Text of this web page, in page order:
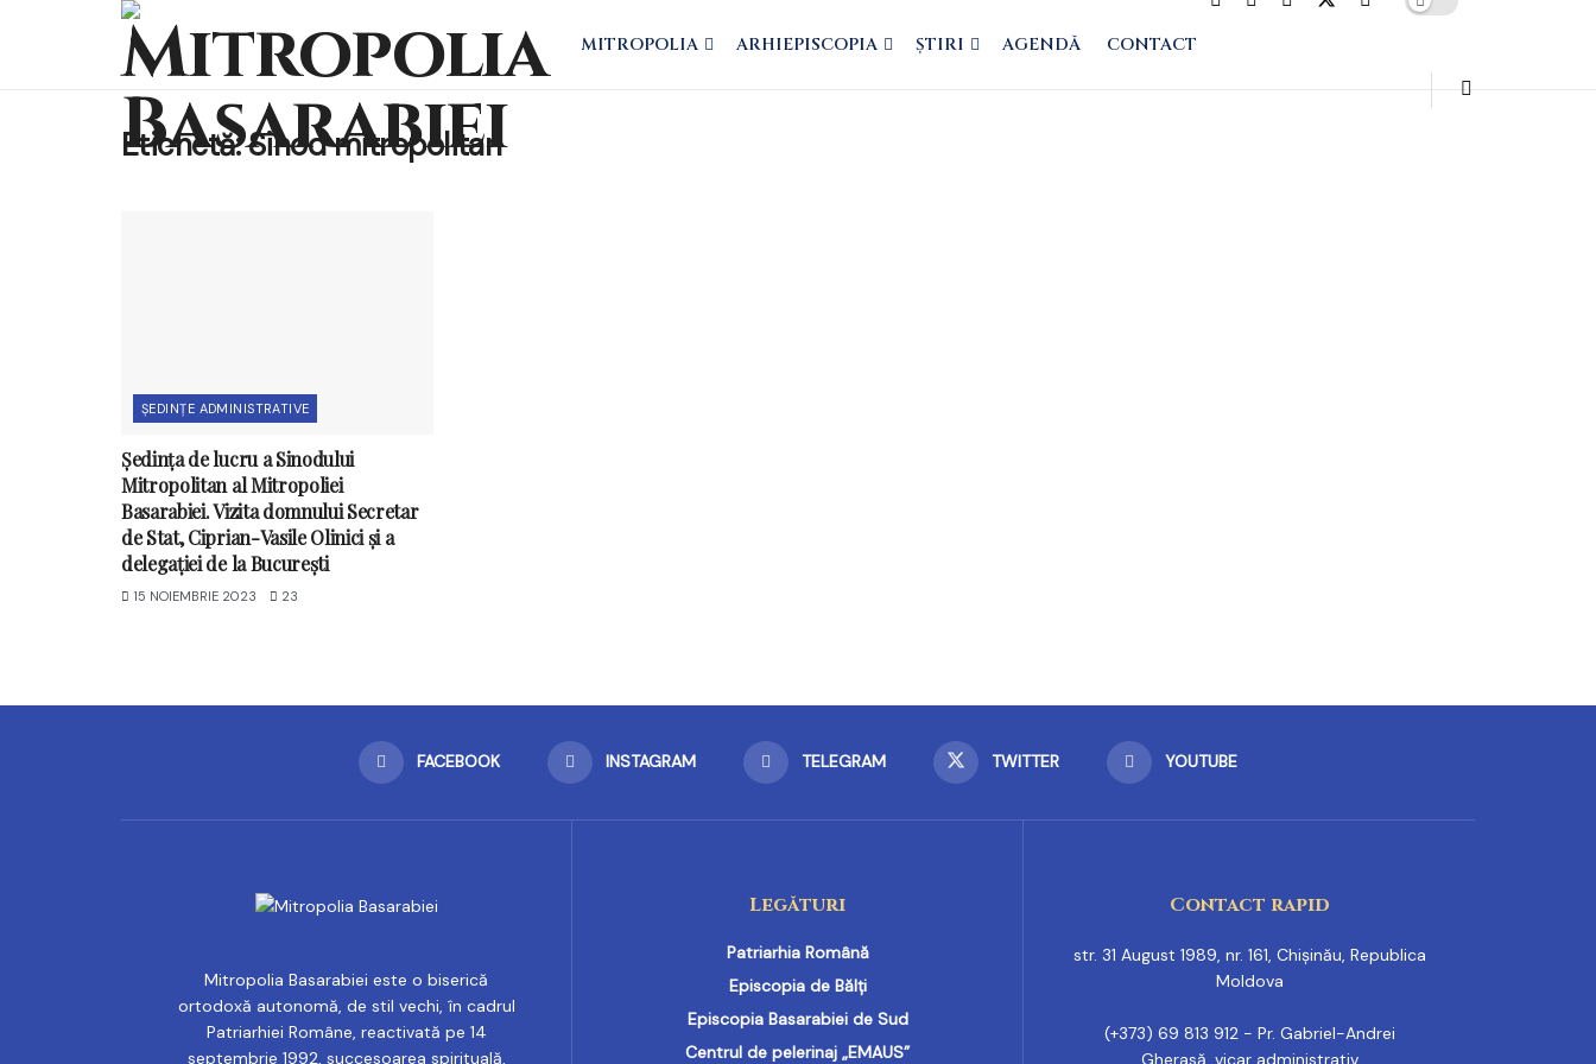
MITROPOLIA ARHIEPISCOPIA ȘTIRI AGENDĂ CONTACT
Etichetă:Sinod mitropolitan
ȘEDINȚE ADMINISTRATIVE
Ședința de lucru a Sinodului
Mitropolitan al Mitropoliei
Basarabiei. Vizita domnului Secretar
de Stat, Ciprian-Vasile Olinici și a
delegației de la București
15 NOIEMBRIE 2023 23
FACEBOOK INSTAGRAM TELEGRAM TWITTER YOUTUBE
Mitropolia Basarabiei este o biserică
ortodoxă autonomă, de stil vechi, în cadrul
Patriarhiei Române, reactivată pe 14
septembrie 1992, succesoarea spirituală,
Legături
Patriarhia Română
Episcopia de Bălți
Episcopia Basarabiei de Sud
Centrul de pelerinaj „EMAUS”
Contact rapid
str. 31 August 1989, nr. 161, Chișinău, Republica
Moldova
(+373) 69 813 912 - Pr. Gabriel-Andrei
Gherasă, vicar administrativ